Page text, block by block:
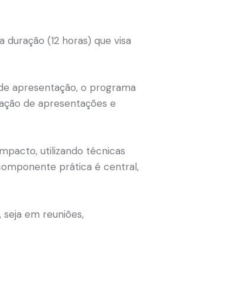
(12 horas) que visa
apresentação, o programa
de apresentações e
utilizando técnicas
prática é central,
em reuniões,